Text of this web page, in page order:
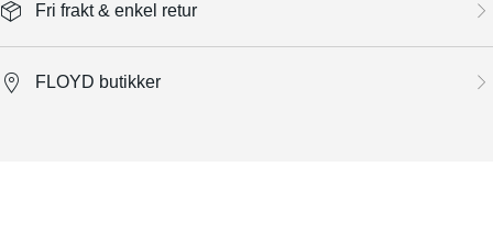
Fri frakt & enkel retur
FLOYD butikker